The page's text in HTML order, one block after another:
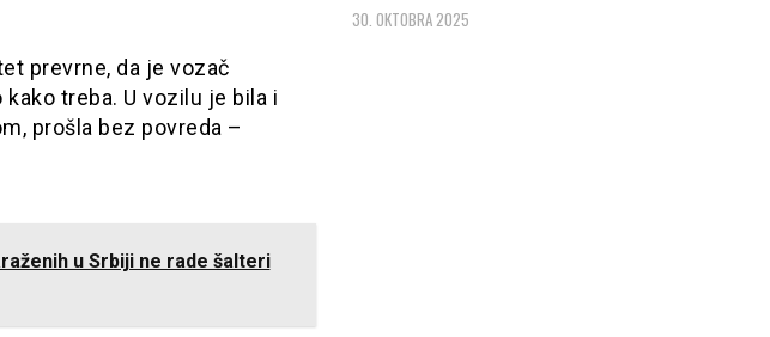
prevrne, da je vozač
treba. U vozilu je bila i
prošla bez povreda –
u Srbiji ne rade šalteri
30. OKTOBRA 2025